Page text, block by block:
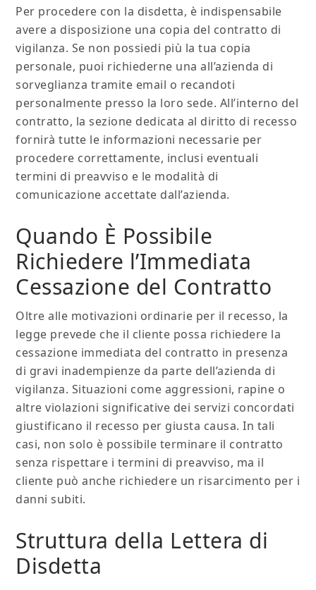
Per procedere con la disdetta, è indispensabile
avere a disposizione una copia del contratto di
vigilanza. Se non possiedi più la tua copia
personale, puoi richiederne una all’azienda di
sorveglianza tramite email o recandoti
personalmente presso la loro sede. All’interno del
contratto, la sezione dedicata al diritto di recesso
fornirà tutte le informazioni necessarie per
procedere correttamente, inclusi eventuali
termini di preavviso e le modalità di
comunicazione accettate dall’azienda.
Quando È Possibile
Richiedere l’Immediata
Cessazione del Contratto
Oltre alle motivazioni ordinarie per il recesso, la
legge prevede che il cliente possa richiedere la
cessazione immediata del contratto in presenza
di gravi inadempienze da parte dell’azienda di
vigilanza. Situazioni come aggressioni, rapine o
altre violazioni significative dei servizi concordati
giustificano il recesso per giusta causa. In tali
casi, non solo è possibile terminare il contratto
senza rispettare i termini di preavviso, ma il
cliente può anche richiedere un risarcimento per i
danni subiti.
Struttura della Lettera di
Disdetta